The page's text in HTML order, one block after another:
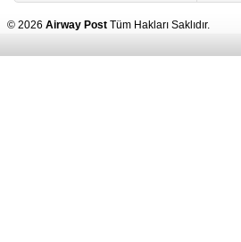
© 2026 Airway Post Tüm Hakları Saklıdır.